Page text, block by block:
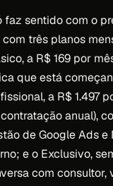
faz sentido com o
três planos
a R$ 169 por
que está
a R$ 1.497
anual),
de Google Ads e
e o Exclusivo,
com consultor,